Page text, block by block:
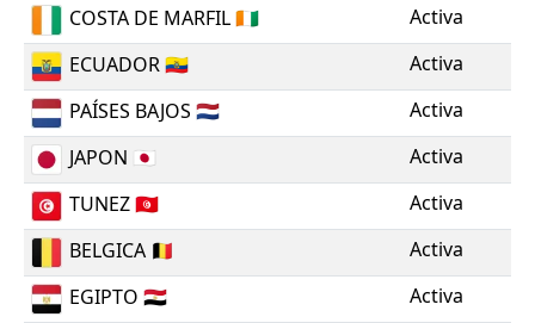
COSTA DE MARFIL🇨🇮
Activa
ECUADOR🇪🇨
Activa
PAÍSES BAJOS 🇳🇱
Activa
JAPON 🇯🇵
Activa
TUNEZ🇹🇳
Activa
BELGICA 🇧🇪
Activa
EGIPTO 🇪🇬
Activa